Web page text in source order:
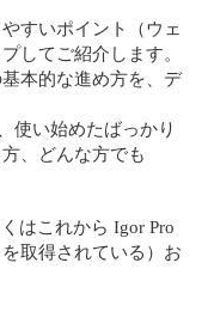
すいポイント（ウェ
してご紹介します。
本的な進め方を、デ
使い始めたばっかり
、どんな方でも
はこれから Igor Pro
取得されている）お